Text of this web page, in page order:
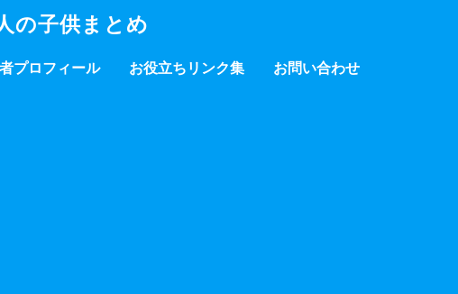
の子供まとめ
プロフィール お役立ちリンク集 お問い合わせ